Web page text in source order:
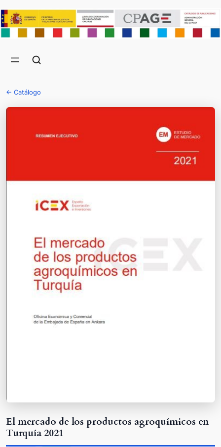
← Catálogo
El mercado de los productos agroquímicos en
Turquía 2021